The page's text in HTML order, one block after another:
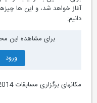
آغاز خواهد شد، و این ها
دانیم:
برای مشاهده این
ورود
مکانهای برگزاری مسابقات 2014